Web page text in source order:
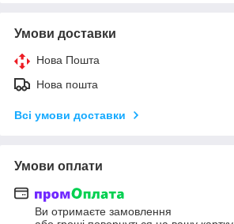
Умови доставки
Нова Пошта
Нова пошта
Всі умови доставки
Умови оплати
Ви отримаєте замовлення